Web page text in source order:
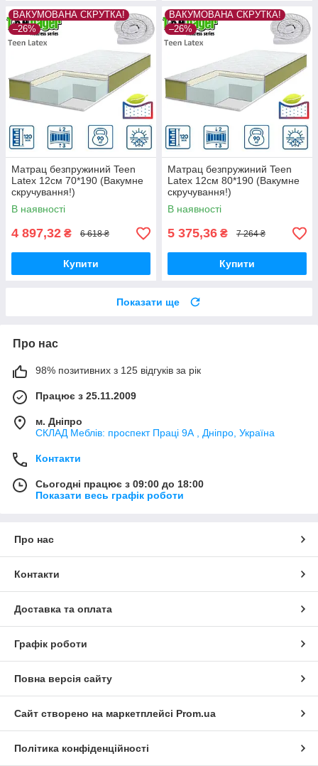
ВАКУМОВАНА СКРУТКА!
–26%
Матрац безпружиний Teen
Latex 12см 70*190 (Вакумне
скручування!)
В наявності
4 897,32 ₴ 6 618 ₴
Купити
ВАКУМОВАНА СКРУТКА!
–26%
Матрац безпружиний Teen
Latex 12см 80*190 (Вакумне
скручування!)
В наявності
5 375,36 ₴ 7 264 ₴
Купити
Показати ще
Про нас
98% позитивних з 125 відгуків за рік
Працює з 25.11.2009
м. Дніпро
СКЛАД Меблів: проспект Праці 9А , Дніпро, Україна
Контакти
Сьогодні працює з 09:00 до 18:00
Показати весь графік роботи
Про нас
Контакти
Доставка та оплата
Графік роботи
Повна версія сайту
Сайт створено на маркетплейсі Prom.ua
Політика конфіденційності